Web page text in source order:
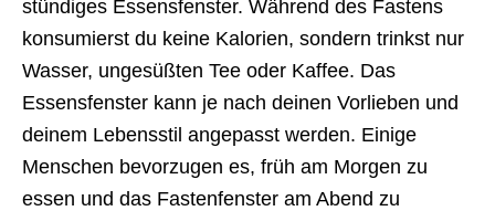
stündiges Essensfenster. Während des Fastens
konsumierst du keine Kalorien, sondern trinkst nur
Wasser, ungesüßten Tee oder Kaffee. Das
Essensfenster kann je nach deinen Vorlieben und
deinem Lebensstil angepasst werden. Einige
Menschen bevorzugen es, früh am Morgen zu
essen und das Fastenfenster am Abend zu